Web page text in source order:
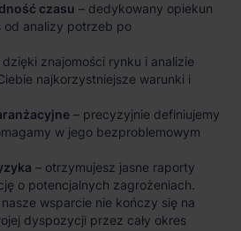
czasu – dedykowany opiekun
od analizy potrzeb po
dzięki znajomości rynku i analizie
najkorzystniejsze warunki i
– precyzyjnie definiujemy
w jego bezproblemowym
– otrzymujesz jasne raporty
o potencjalnych zagrożeniach.
nasze wsparcie nie kończy się na
dyspozycji przez cały okres